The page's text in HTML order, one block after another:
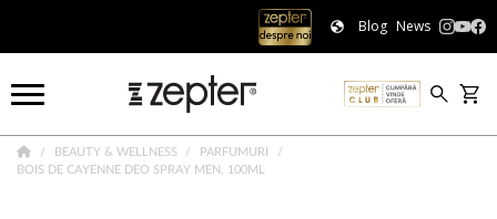
Blog News
BEAUTY & WELLNESS
PARFUMURI
BOIS DE CAYENNE DEO SPRAY MEN, 100ML